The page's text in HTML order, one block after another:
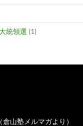
統領選 (1)
山塾メルマガより）